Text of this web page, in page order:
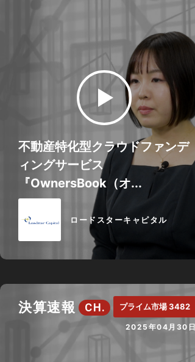
ロードスターキャピタル
不動産特化型クラウドファンデ
ィングサービス
『OwnersBook（オ...
決算速報 CH. プライム市場 3482
2025年04月30日